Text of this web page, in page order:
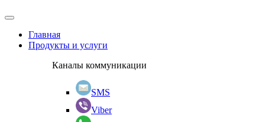
Главная
Продукты и услуги
Каналы коммуникации
SMS
Viber